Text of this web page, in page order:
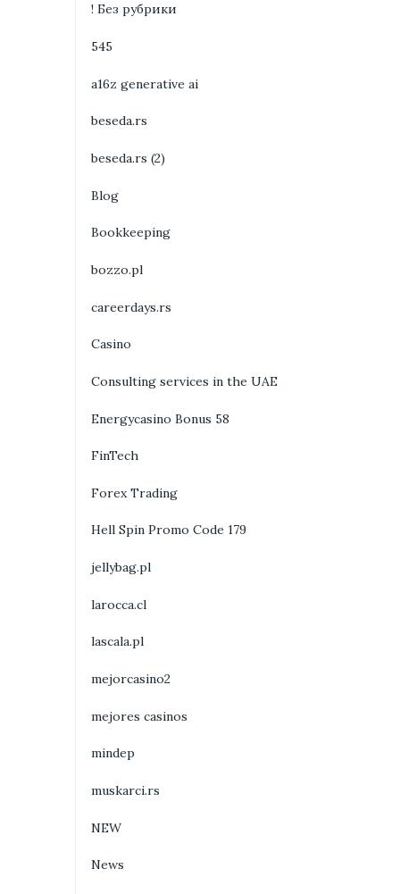
! Без рубрики
545
a16z generative ai
beseda.rs
beseda.rs (2)
Blog
Bookkeeping
bozzo.pl
careerdays.rs
Casino
Consulting services in the UAE
Energycasino Bonus 58
FinTech
Forex Trading
Hell Spin Promo Code 179
jellybag.pl
larocca.cl
lascala.pl
mejorcasino2
mejores casinos
mindep
muskarci.rs
NEW
News